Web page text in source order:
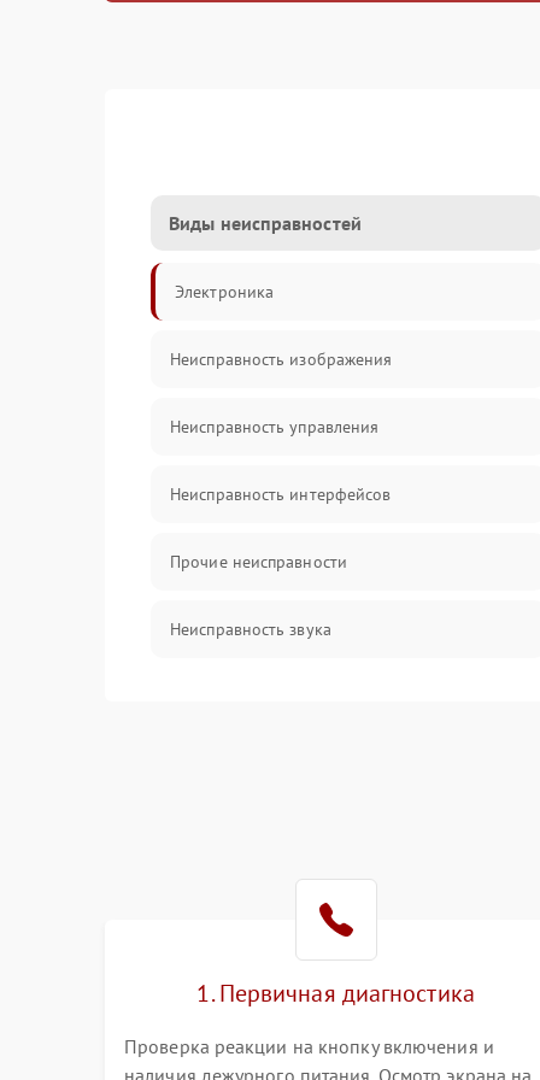
Виды неисправностей
Электроника
Неисправность изображения
Неисправность управления
Неисправность интерфейсов
Прочие неисправности
Неисправность звука
1. Первичная диагностика
Проверка реакции на кнопку включения и
наличия дежурного питания. Осмотр экрана на